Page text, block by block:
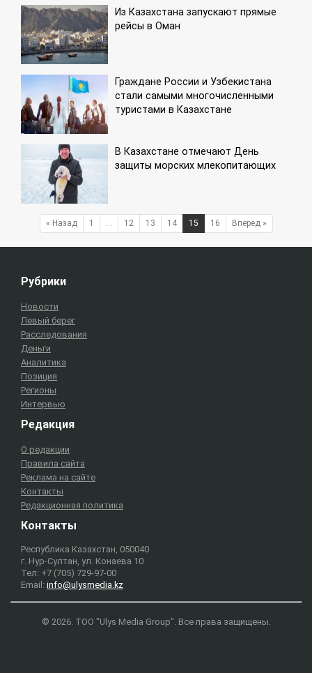
Из Казахстана запускают прямые
рейсы в Оман
Граждане России и Узбекистана
стали самыми многочисленными
туристами в Казахстане
В Казахстане отмечают День
защиты морских млекопитающих
« Назад 1 … 12 13 14 15 16 Вперед »
Рубрики
Новости
Левый берег
Расследования
Деньги
Аналитика
Позиция
Регионы
Интервью
Редакция
О редакции
Правила сайта
Реклама на сайте
Контакты
Редакционная политика
Контакты
Республика Казахстан, 050040
г. Нур-Султан, ул. Конаева 10
Тел: +7 (705) 729-97-00
Email: info@ulysmedia.kz
© 2026. ТОО "Ulys Media Group". Все права защищены.